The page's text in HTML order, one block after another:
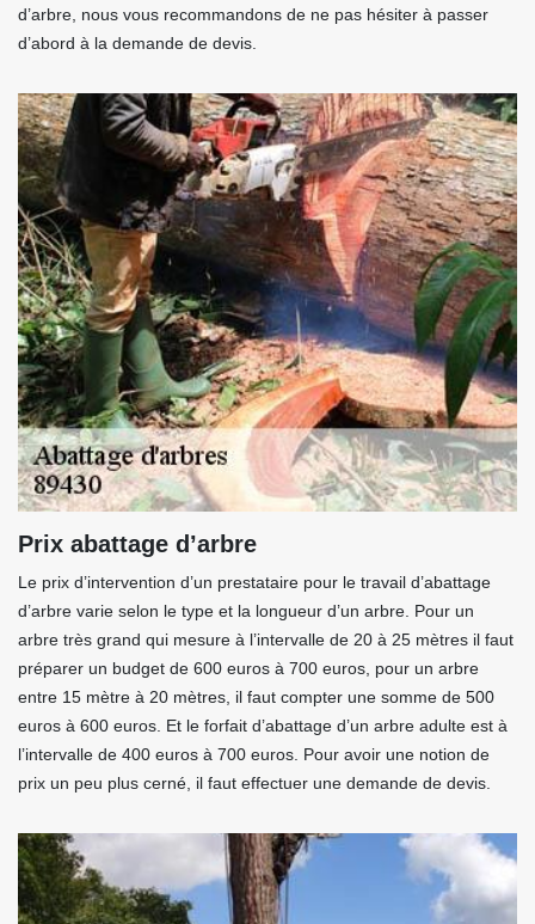
d’arbre, nous vous recommandons de ne pas hésiter à passer
d’abord à la demande de devis.
Prix abattage d’arbre
Le prix d’intervention d’un prestataire pour le travail d’abattage
d’arbre varie selon le type et la longueur d’un arbre. Pour un
arbre très grand qui mesure à l’intervalle de 20 à 25 mètres il faut
préparer un budget de 600 euros à 700 euros, pour un arbre
entre 15 mètre à 20 mètres, il faut compter une somme de 500
euros à 600 euros. Et le forfait d’abattage d’un arbre adulte est à
l’intervalle de 400 euros à 700 euros. Pour avoir une notion de
prix un peu plus cerné, il faut effectuer une demande de devis.